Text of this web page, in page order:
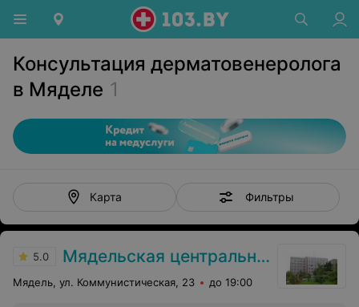
Консультация дерматовенеролога
в Мяделе 1
Карта Фильтры
5.0 Мядельская центральная районная больница
Мядель, ул. Коммунистическая, 23 до 19:00